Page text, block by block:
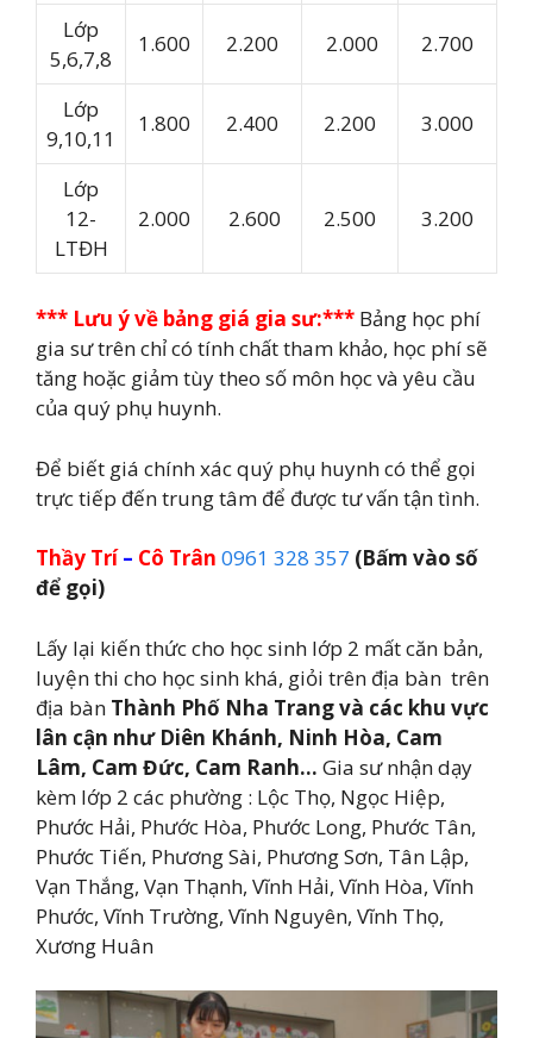
Lớp
5,6,7,8
1.600 2.200 2.000 2.700
Lớp
9,10,11
1.800 2.400 2.200 3.000
Lớp
12-
LTĐH
2.000 2.600 2.500 3.200
*** Lưu ý về bảng giá gia sư:*** Bảng học phí
gia sư trên chỉ có tính chất tham khảo, học phí sẽ
tăng hoặc giảm tùy theo số môn học và yêu cầu
của quý phụ huynh.
Để biết giá chính xác quý phụ huynh có thể gọi
trực tiếp đến trung tâm để được tư vấn tận tình.
Thầy Trí– Cô Trân 0961 328 357 (Bấm vào số
để gọi)
Lấy lại kiến thức cho học sinh lớp 2 mất căn bản,
luyện thi cho học sinh khá, giỏi trên địa bàn trên
địa bàn Thành Phố Nha Trang và các khu vực
lân cận như Diên Khánh, Ninh Hòa, Cam
Lâm, Cam Đức, Cam Ranh… Gia sư nhận dạy
kèm lớp 2 các phường : Lộc Thọ, Ngọc Hiệp,
Phước Hải, Phước Hòa, Phước Long, Phước Tân,
Phước Tiến, Phương Sài, Phương Sơn, Tân Lập,
Vạn Thắng, Vạn Thạnh, Vĩnh Hải, Vĩnh Hòa, Vĩnh
Phước, Vĩnh Trường, Vĩnh Nguyên, Vĩnh Thọ,
Xương Huân